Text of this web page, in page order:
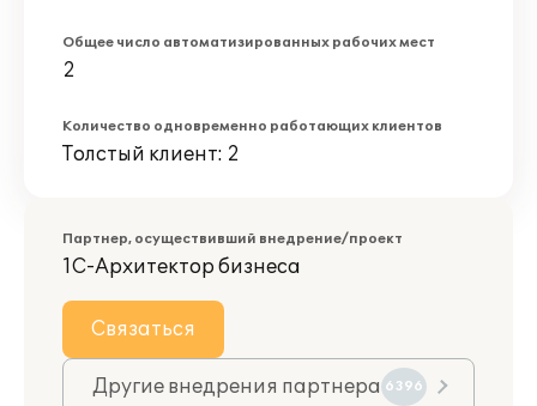
Общее число автоматизированных рабочих мест
2
Количество одновременно работающих клиентов
Толстый клиент: 2
Партнер, осуществивший внедрение/проект
1С-Архитектор бизнеса
Связаться
Другие внедрения партнера 6396